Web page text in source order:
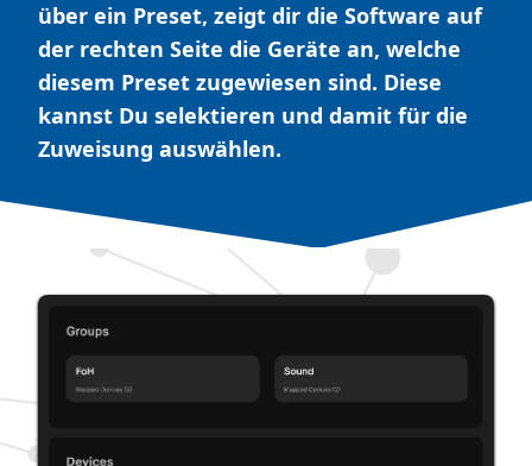
über ein Preset, zeigt dir die Software auf
der rechten Seite die Geräte an, welche
diesem Preset zugewiesen sind. Diese
kannst Du selektieren und damit für die
Zuweisung auswählen.